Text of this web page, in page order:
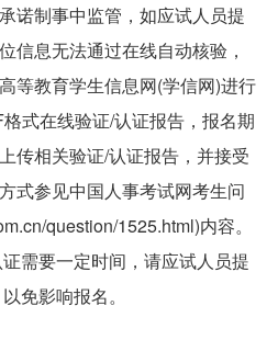
诺制事中监管，如应试人员提
信息无法通过在线自动核验，
等教育学生信息网(学信网)进行
式在线验证/认证报告，报名期
传相关验证/认证报告，并接受
式参见中国人事考试网考生问
question/1525.html)内容。
需要一定时间，请应试人员提
免影响报名。